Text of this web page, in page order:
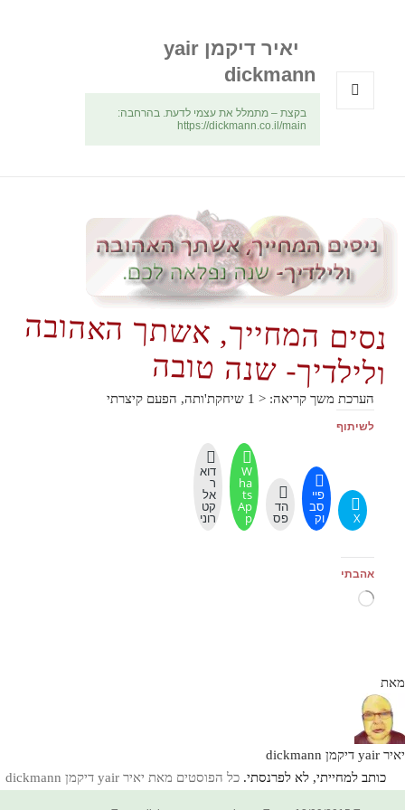
יאיר דיקמן yair
dickmann
בקצת – מתמלל את עצמי לדעת. בהרחבה:
https://dickmann.co.il/main
נסים המחייך, אשתך האהובה
ולילדיך- שנה טובה
הערכת משך קריאה: < 1 שיחקת'ותה, הפעם קיצרתי
לשיתוף
X
פיי
סב
וק
הד
פס
W
ha
ts
Ap
p
דוא
ר
אל
קט
רוני
אהבתי
טוען...
מאת
יאיר yair דיקמן dickmann
כותב למחייתי, לא לפרנסתי. כל הפוסטים מאת יאיר yair דיקמן dickmann‏